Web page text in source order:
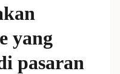
yang
pasaran